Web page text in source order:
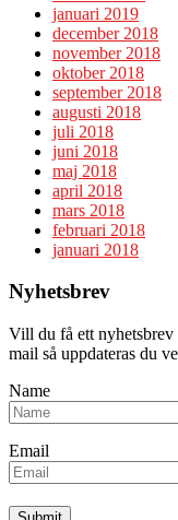
januari 2019
december 2018
november 2018
oktober 2018
september 2018
augusti 2018
juli 2018
juni 2018
maj 2018
april 2018
mars 2018
februari 2018
januari 2018
Nyhetsbrev
Vill du få ett
mail så uppdateras du
Name
Email